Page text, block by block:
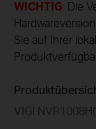
WICHTIG: Die
Sie auf Ihrer
VIGI